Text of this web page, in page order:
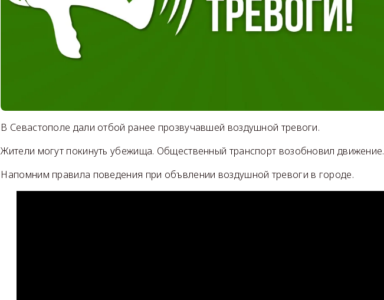
В Севастополе дали отбой ранее прозвучавшей воздушной тревоги.
Жители могут покинуть убежища. Общественный транспорт возобновил движение.
Напомним правила поведения при объвлении воздушной тревоги в городе.